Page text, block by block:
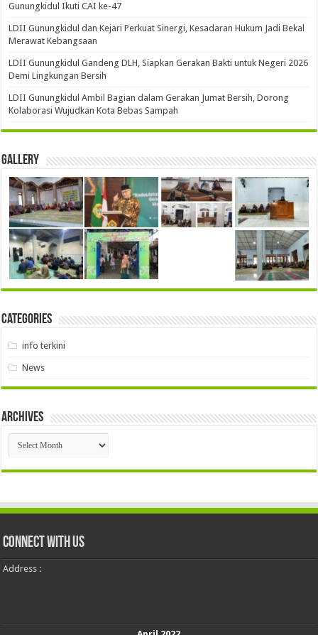
Gunungkidul Ikuti CAI ke-47
LDII Gunungkidul dan Kejari Perkuat Sinergi, Kesadaran Hukum Jadi Bekal
Merawat Kebangsaan
LDII Gunungkidul Gandeng DLH, Siapkan Gerakan Bakti untuk Negeri 2026
Demi Lingkungan Bersih
LDII Gunungkidul Ambil Bagian dalam Gerakan Jumat Bersih, Dorong
Kolaborasi Wujudkan Kota Bebas Sampah
Gallery
Categories
info terkini
News
Archives
Archives
Connect With Us
Address :